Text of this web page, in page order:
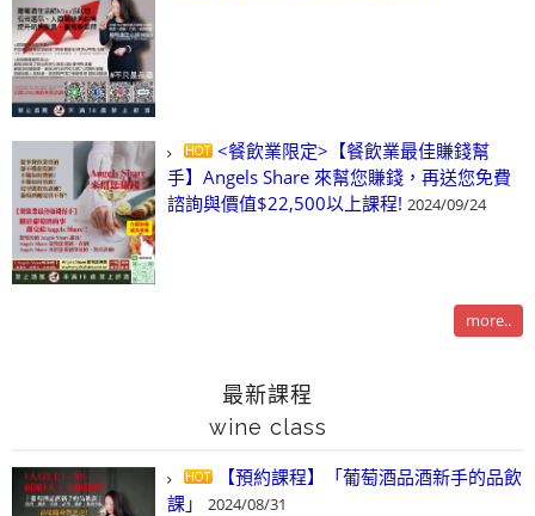
<餐飲業限定>【餐飲業最佳賺錢幫
手】Angels Share 來幫您賺錢，再送您免費
諮詢與價值$22,500以上課程! 2024/09/24
more..
最新課程
wine class
【預約課程】「葡萄酒品酒新手的品飲
課」
2024/08/31